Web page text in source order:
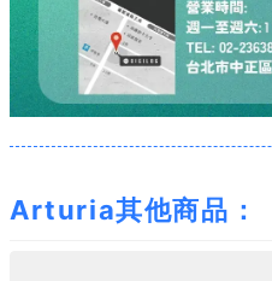
Arturia其他商品：